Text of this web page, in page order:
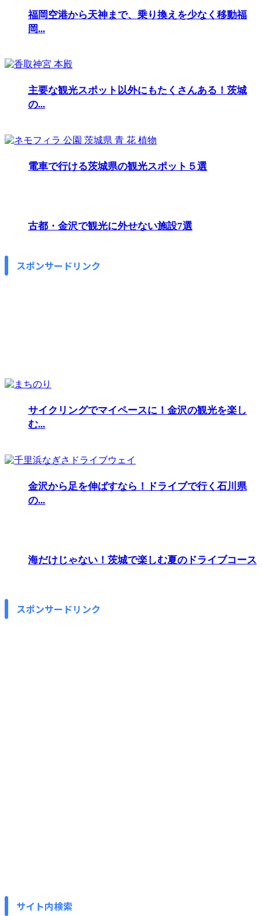
福岡空港から天神まで、乗り換えを少なく移動福
岡...
主要な観光スポット以外にもたくさんある！茨城
の...
電車で行ける茨城県の観光スポット５選
古都・金沢で観光に外せない施設7選
スポンサードリンク
サイクリングでマイペースに！金沢の観光を楽し
む...
金沢から足を伸ばすなら！ドライブで行く石川県
の...
海だけじゃない！茨城で楽しむ夏のドライブコース
スポンサードリンク
サイト内検索